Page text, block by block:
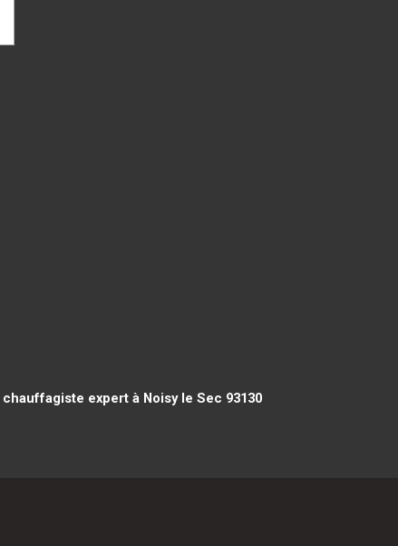
chauffagiste expert à Noisy le Sec 93130